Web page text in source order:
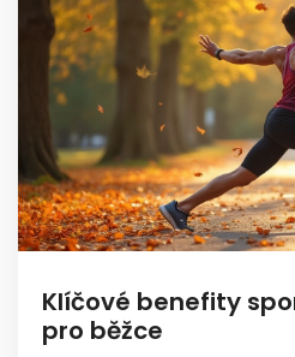
Klíčové benefity
pro běžce